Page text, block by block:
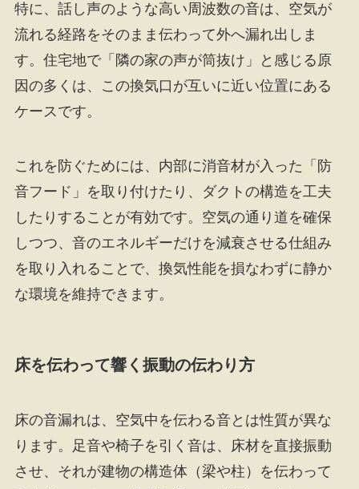
特に、話し声のような高い周波数の音は、空気が
流れる経路をそのまま伝わって外へ漏れ出しま
す。住宅地で「隣の家の声が筒抜け」と感じる原
因の多くは、この換気口が互いに近い位置にある
ケースです。
これを防ぐためには、内部に消音材が入った「防
音フード」を取り付けたり、ダクトの構造を工夫
したりすることが有効です。空気の通り道を確保
しつつ、音のエネルギーだけを減衰させる仕組み
を取り入れることで、換気性能を損なわずに静か
な環境を維持できます。
床を伝わって響く振動の伝わり方
床の音漏れは、空気中を伝わる音とは性質が異な
ります。足音や椅子を引く音は、床材を直接振動
させ、それが建物の構造体（梁や柱）を伝わって